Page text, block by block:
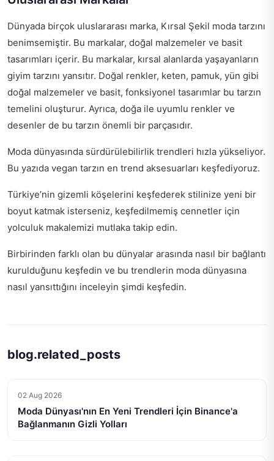
Dünyada birçok uluslararası marka, Kırsal Şekil moda tarzını
benimsemiştir. Bu markalar, doğal malzemeler ve basit
tasarımları içerir. Bu markalar, kırsal alanlarda yaşayanların
giyim tarzını yansıtır. Doğal renkler, keten, pamuk, yün gibi
doğal malzemeler ve basit, fonksiyonel tasarımlar bu tarzın
temelini oluşturur. Ayrıca, doğa ile uyumlu renkler ve
desenler de bu tarzın önemli bir parçasıdır.
Moda dünyasında sürdürülebilirlik trendleri hızla yükseliyor.
Bu yazıda vegan tarzın en trend aksesuarları keşfediyoruz.
Türkiye’nin gizemli köşelerini keşfederek stilinize yeni bir
boyut katmak isterseniz, keşfedilmemiş cennetler için
yolculuk makalemizi mutlaka takip edin.
Birbirinden farklı olan bu dünyalar arasında nasıl bir bağlantı
kurulduğunu keşfedin ve bu trendlerin moda dünyasına
nasıl yansıttığını inceleyin şimdi keşfedin.
blog.related_posts
02 Aug 2026
Moda Dünyası'nın En Yeni Trendleri İçin Binance'a
Bağlanmanın Gizli Yolları